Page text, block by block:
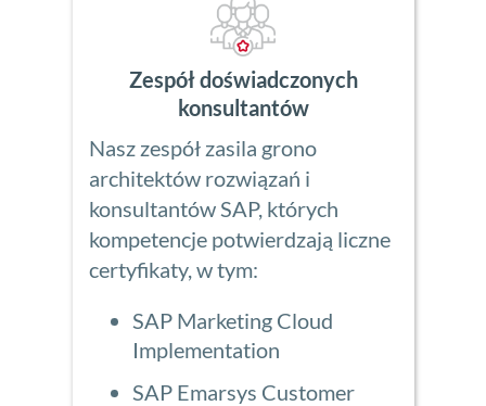
Zespół doświadczonych
konsultantów
Nasz zespół zasila grono
architektów rozwiązań i
konsultantów SAP, których
kompetencje potwierdzają liczne
certyfikaty, w tym:
SAP Marketing Cloud
Implementation
SAP Emarsys Customer